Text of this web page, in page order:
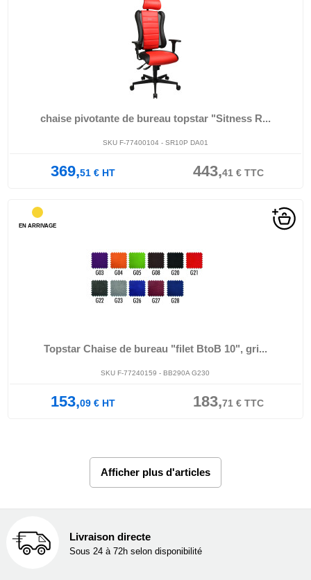
chaise pivotante de bureau topstar "Sitness R...
SKU F-77400104 - SR10P DA01
369,51€HT 443,41 €TTC
Topstar Chaise de bureau "filet BtoB 10", gri...
SKU F-77240159 - BB290A G230
153,09€HT 183,71 €TTC
EN ARRIVAGE
Afficher plus d'articles
Livraison directe
Sous 24 à 72h selon disponibilité